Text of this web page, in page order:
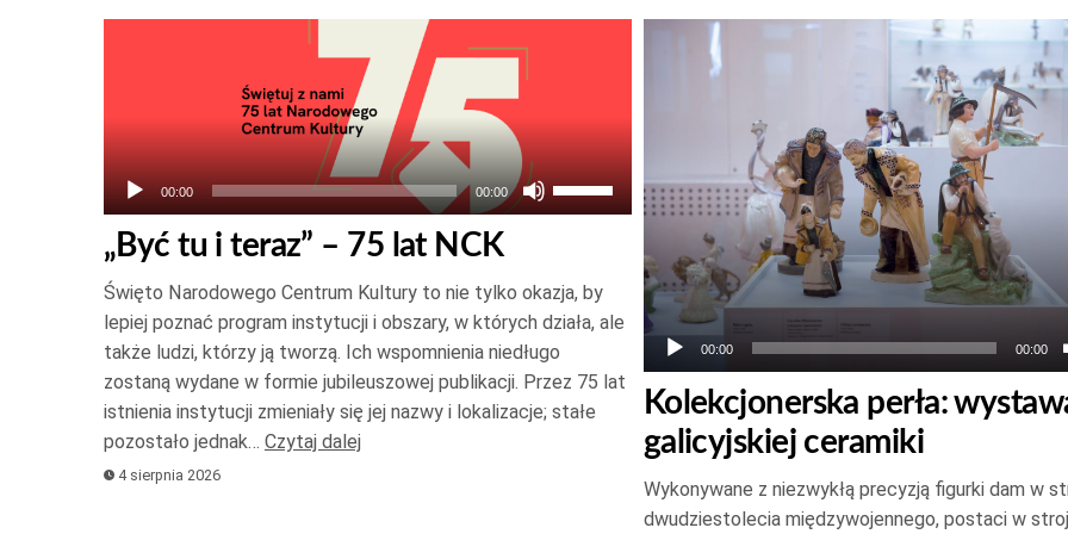
00:00 00:00
Używaj
strzałek
góry
oraz
do
dołu
aby
zwiększyć
zmniejszyć
„Być tu i teraz” – 75 lat NCK
Święto Narodowego Centrum Kultury to nie tylko okazja, by
lepiej poznać program instytucji i obszary, w których działa, ale
także ludzi, którzy ją tworzą. Ich wspomnienia niedługo
zostaną wydane w formie jubileuszowej publikacji. Przez 75 lat
istnienia instytucji zmieniały się jej nazwy i lokalizacje; stałe
pozostało jednak… Czytaj dalej
4 sierpnia 2026
Odtwarzacz
00:00 00:00
Kolekcjonerska perła:
galicyjskiej ceramiki
Wykonywane z niezwykłą precyzją figurki dam w
dwudziestolecia międzywojennego, postaci w